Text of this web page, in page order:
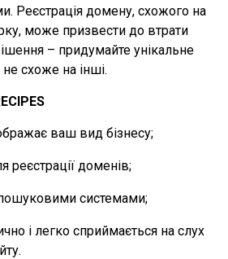
Реєстрація домену, схожого на
може призвести до втрати
– придумайте унікальне
схоже на інші.
ваш вид бізнесу;
реєстрації доменів;
пошуковими системами;
і легко сприймається на слух